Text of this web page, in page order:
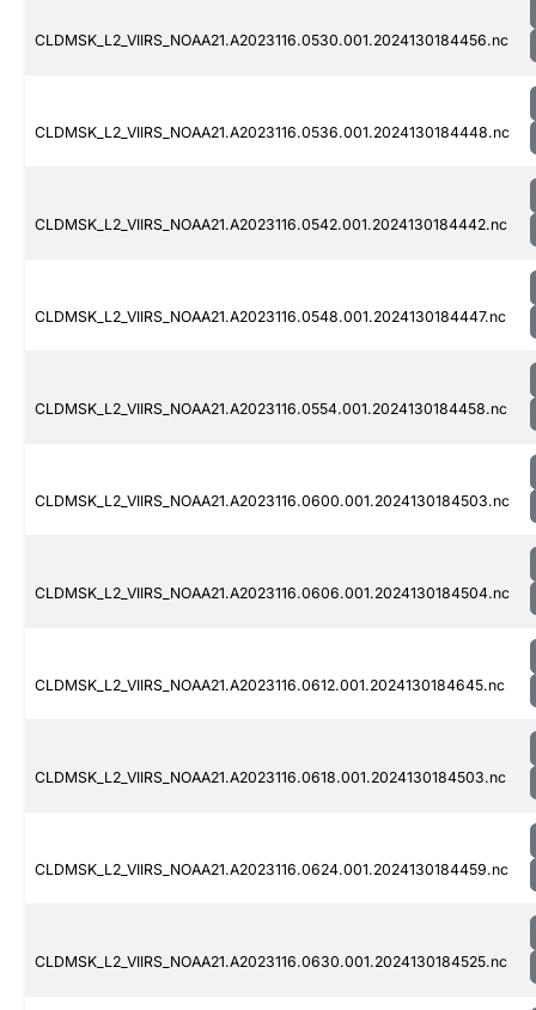
CLDMSK_L2_VIIRS_NOAA21.A2023116.0530.001.2024130184456.nc
CLDMSK_L2_VIIRS_NOAA21.A2023116.0536.001.2024130184448.nc
CLDMSK_L2_VIIRS_NOAA21.A2023116.0542.001.2024130184442.nc
CLDMSK_L2_VIIRS_NOAA21.A2023116.0548.001.2024130184447.nc
CLDMSK_L2_VIIRS_NOAA21.A2023116.0554.001.2024130184458.nc
CLDMSK_L2_VIIRS_NOAA21.A2023116.0600.001.2024130184503.nc
CLDMSK_L2_VIIRS_NOAA21.A2023116.0606.001.2024130184504.nc
CLDMSK_L2_VIIRS_NOAA21.A2023116.0612.001.2024130184645.nc
CLDMSK_L2_VIIRS_NOAA21.A2023116.0618.001.2024130184503.nc
CLDMSK_L2_VIIRS_NOAA21.A2023116.0624.001.2024130184459.nc
CLDMSK_L2_VIIRS_NOAA21.A2023116.0630.001.2024130184525.nc